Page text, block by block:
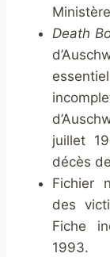
Death
juillet
décès
Fichier
des
Fiche
1993.